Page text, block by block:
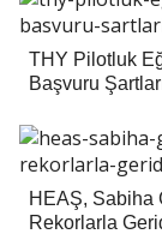
THY Pilotluk
Başvuru
HEAŞ, Sabiha
Rekorlarla